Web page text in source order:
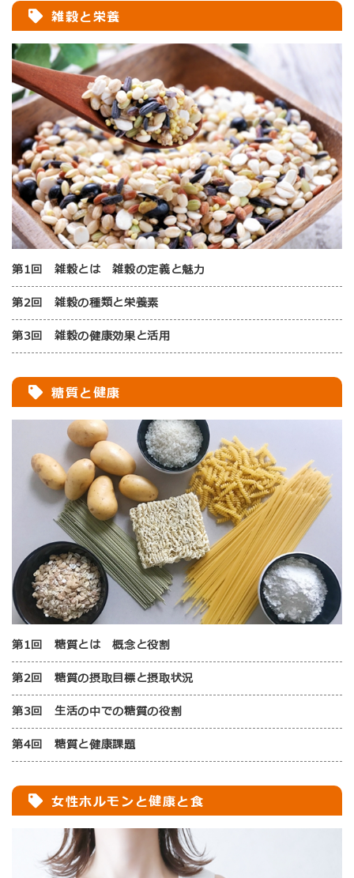
雑穀と栄養
第1回 雑穀とは 雑穀の定義と魅力
第2回 雑穀の種類と栄養素
第3回 雑穀の健康効果と活用
糖質と健康
第1回 糖質とは 概念と役割
第2回 糖質の摂取目標と摂取状況
第3回 生活の中での糖質の役割
第4回 糖質と健康課題
女性ホルモンと健康と食